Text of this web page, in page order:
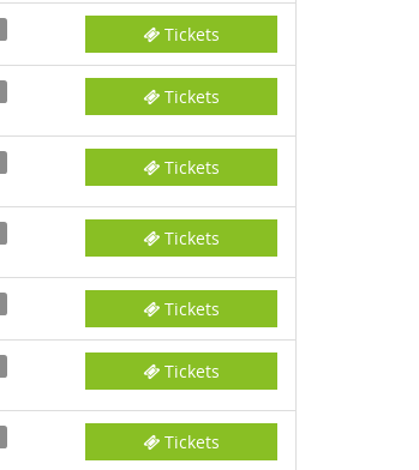
Tickets
Tickets
Tickets
Tickets
Tickets
Tickets
Tickets